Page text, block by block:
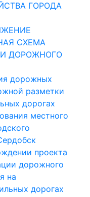
ГОРОДА
СХЕМА
ДОРОЖНОГО
дорожных
разметки
дорогах
местного
проекта
дорожного
на
дорогах